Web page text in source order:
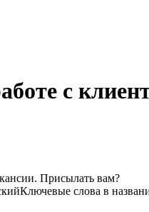
с
Присылать вам?
Ключевые слова в